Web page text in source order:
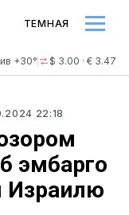
+30° $ 3.00 · € 3.47
ТЕМНАЯ
22:18
эмбарго
Израилю